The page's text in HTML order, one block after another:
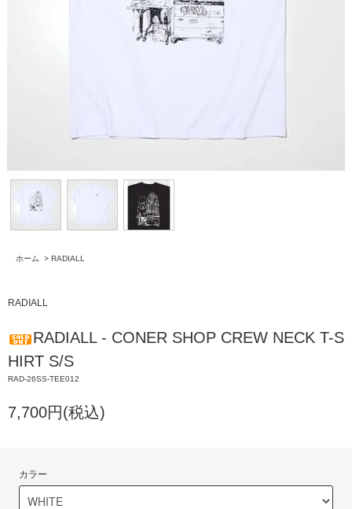
ホーム > RADIALL
RADIALL
RADIALL - CONER SHOP CREW NECK T-S
HIRT S/S
RAD-26SS-TEE012
7,700円(税込)
カラー